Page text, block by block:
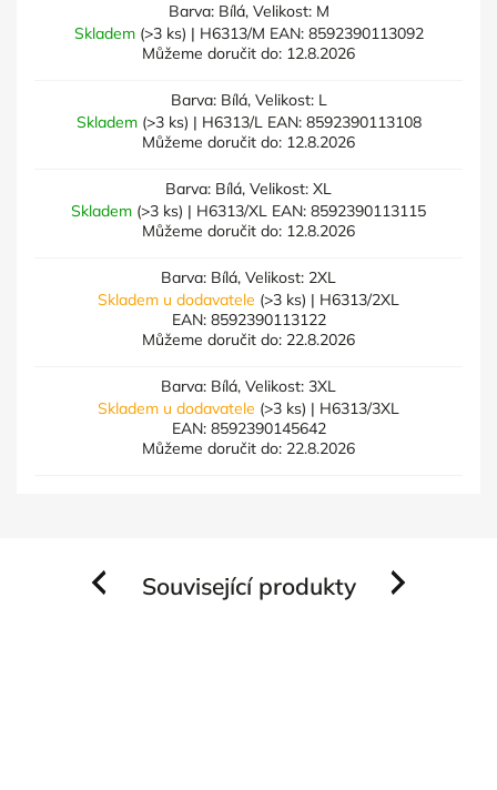
Barva: Bílá, Velikost: M
Skladem (>3 ks) | H6313/M EAN: 8592390113092
Můžeme doručit do: 12.8.2026
Barva: Bílá, Velikost: L
Skladem (>3 ks) | H6313/L EAN: 8592390113108
Můžeme doručit do: 12.8.2026
Barva: Bílá, Velikost: XL
Skladem (>3 ks) | H6313/XL EAN: 8592390113115
Můžeme doručit do: 12.8.2026
Barva: Bílá, Velikost: 2XL
Skladem u dodavatele (>3 ks) | H6313/2XL
EAN: 8592390113122
Můžeme doručit do: 22.8.2026
Barva: Bílá, Velikost: 3XL
Skladem u dodavatele (>3 ks) | H6313/3XL
EAN: 8592390145642
Můžeme doručit do: 22.8.2026
Související produkty
Previous Next